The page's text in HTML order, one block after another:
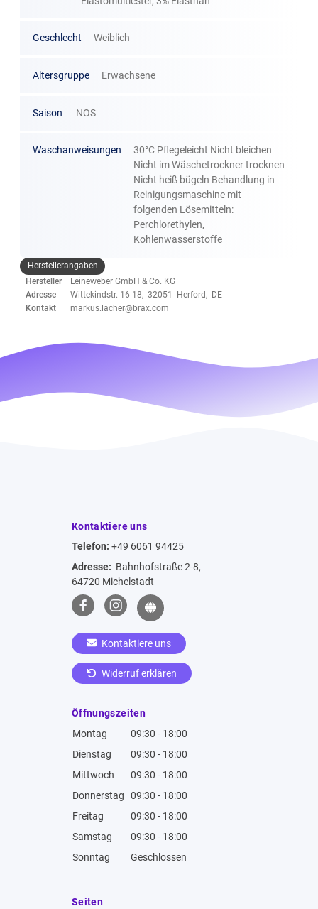
Geschlecht Weiblich
Altersgruppe Erwachsene
Saison NOS
Waschanweisungen
30°C Pflegeleicht Nicht bleichen
Nicht im Wäschetrockner trocknen
Nicht heiß bügeln Behandlung in
Reinigungsmaschine mit
folgenden Lösemitteln:
Perchlorethylen,
Kohlenwasserstoffe
Herstellerangaben
Hersteller
Leineweber GmbH & Co. KG
Adresse
Wittekindstr. 16-18, 32051 Herford, DE
Kontakt
markus.lacher@brax.com
Kontaktiere uns
Telefon: +49 6061 94425
Adresse: Bahnhofstraße 2-8,
64720 Michelstadt
Kontaktiere uns
Widerruf erklären
Öffnungszeiten
Montag
09:30 - 18:00
Dienstag
09:30 - 18:00
Mittwoch
09:30 - 18:00
Donnerstag
09:30 - 18:00
Freitag
09:30 - 18:00
Samstag
09:30 - 18:00
Sonntag
Geschlossen
Seiten